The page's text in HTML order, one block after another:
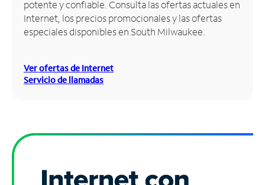
una
tienda
potente y confiable. Consulta las ofertas actuales en
Internet, los precios promocionales y las ofertas
especiales disponibles en South Milwaukee.
Ver ofertas de Internet
Servicio de llamadas